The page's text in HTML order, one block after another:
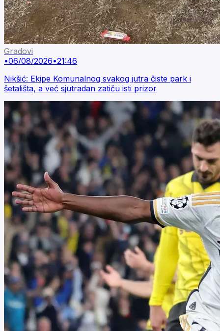
Gradovi
•06/08/2026•21:46
Nikšić: Ekipe Komunalnog svakog jutra čiste park i
šetališta, a već sjutradan zatiču isti prizor